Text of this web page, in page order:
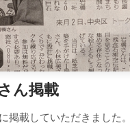
ん掲載
掲載していただきました。